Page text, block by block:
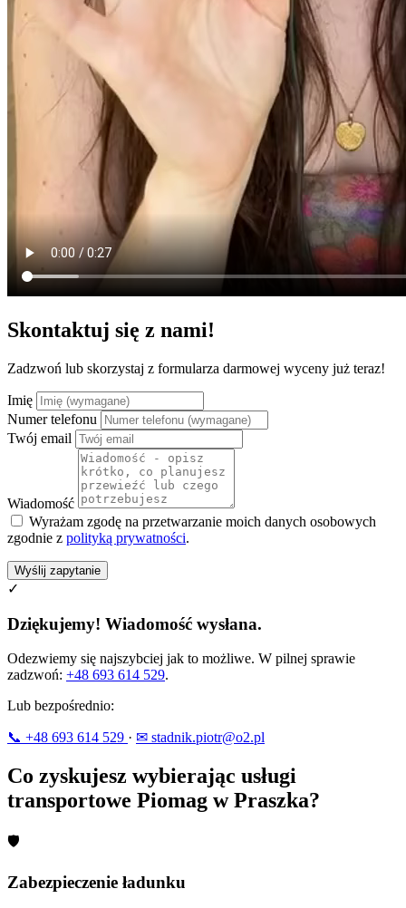
Skontaktuj się z nami!
Zadzwoń lub skorzystaj z formularza darmowej wyceny już teraz!
Imię
Numer telefonu
Twój email
Wiadomość
Wyrażam zgodę na przetwarzanie moich danych osobowych
zgodnie z polityką prywatności.
Wyślij zapytanie
✓
Dziękujemy! Wiadomość wysłana.
Odezwiemy się najszybciej jak to możliwe. W pilnej sprawie
zadzwoń: +48 693 614 529.
Lub bezpośrednio:
📞 +48 693 614 529 · ✉ stadnik.piotr@o2.pl
Co zyskujesz wybierając usługi
transportowe Piomag w Praszka?
🛡
Zabezpieczenie ładunku